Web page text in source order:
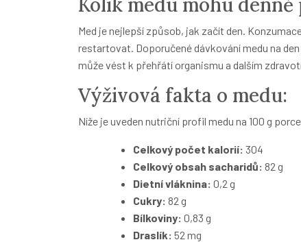
Med je nejlepší způsob, jak začít den.
restartovat. Doporučené dávkování medu na
může vést k přehřátí organismu a dalším
Výživová fakta o medu:
Níže je uveden nutriční profil medu na 100 g
Celkový počet kalorií: 304
Celkový obsah sacharidů: 82 g
Dietní vláknina: 0,2 g
Cukry: 82 g
Bílkoviny: 0,83 g
Draslík: 52 mg